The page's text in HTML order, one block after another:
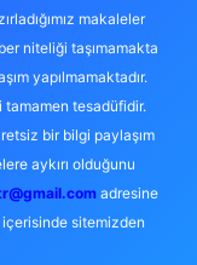
makaleler
niteliği taşımamakta
yapılmamaktadır.
tesadüfidir.
bir bilgi paylaşım
aykırı olduğunu
adresine
sitemizden